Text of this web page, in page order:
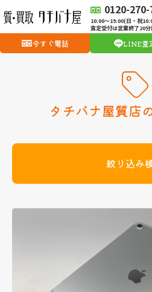
0120-
10:00〜19:00(日・祝
査定受付は営業終了20
今すぐ電話 LINE査
タチバナ屋質店
絞り込み